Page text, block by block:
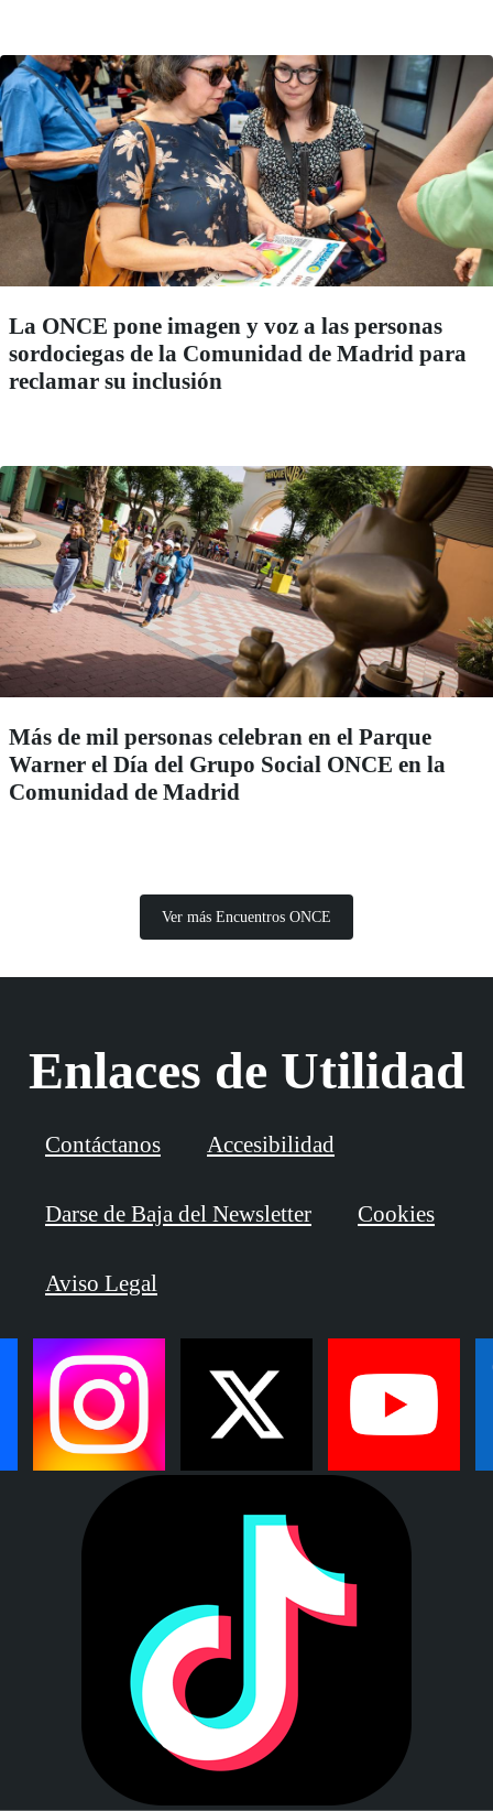
La ONCE pone imagen y voz a las personas
sordociegas de la Comunidad de Madrid para
reclamar su inclusión
Más de mil personas celebran en el Parque
Warner el Día del Grupo Social ONCE en la
Comunidad de Madrid
Ver más Encuentros ONCE
Enlaces de Utilidad
Contáctanos Accesibilidad
Darse de Baja del Newsletter Cookies
Aviso Legal